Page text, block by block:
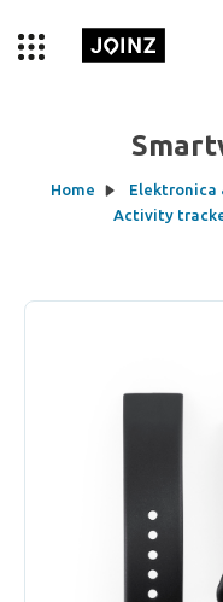
Home Elektronica
Activity